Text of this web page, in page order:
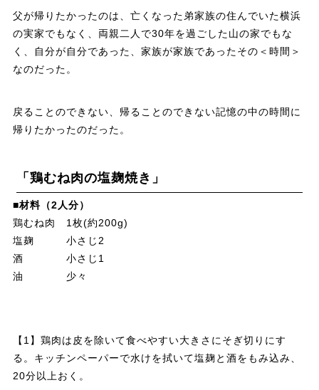
父が帰りたかったのは、亡くなった弟家族の住んでいた横浜
の実家でもなく、両親二人で30年を過ごした山の家でもな
く、自分が自分であった、家族が家族であったその＜時間＞
なのだった。
戻ることのできない、帰ることのできない記憶の中の時間に
帰りたかったのだった。
「鶏むね肉の塩麹焼き」
■材料（2人分）
鶏むね肉 1枚(約200g)
塩麹 小さじ2
酒 小さじ1
油 少々
【1】鶏肉は皮を除いて食べやすい大きさにそぎ切りにす
る。キッチンペーパーで水けを拭いて塩麹と酒をもみ込み、
20分以上おく。